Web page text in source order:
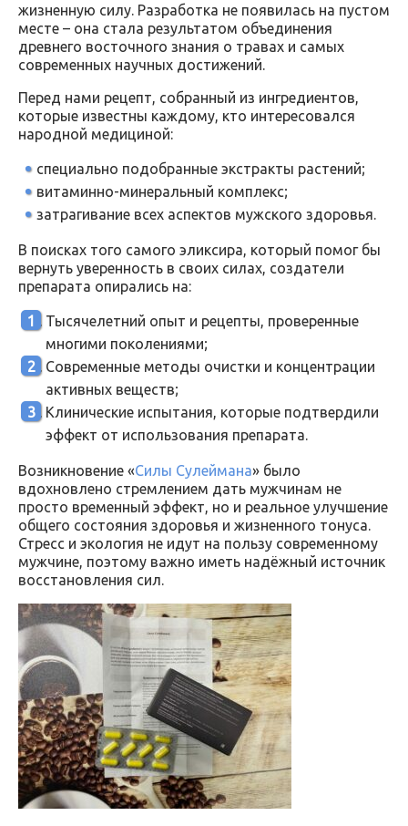
жизненную силу. Разработка не появилась на пустом
месте – она стала результатом объединения
древнего восточного знания о травах и самых
современных научных достижений.
Перед нами рецепт, собранный из ингредиентов,
которые известны каждому, кто интересовался
народной медициной:
специально подобранные экстракты растений;
витаминно-минеральный комплекс;
затрагивание всех аспектов мужского здоровья.
В поисках того самого эликсира, который помог бы
вернуть уверенность в своих силах, создатели
препарата опирались на:
Тысячелетний опыт и рецепты, проверенные
многими поколениями;
Современные методы очистки и концентрации
активных веществ;
Клинические испытания, которые подтвердили
эффект от использования препарата.
Возникновение «Силы Сулеймана» было
вдохновлено стремлением дать мужчинам не
просто временный эффект, но и реальное улучшение
общего состояния здоровья и жизненного тонуса.
Стресс и экология не идут на пользу современному
мужчине, поэтому важно иметь надёжный источник
восстановления сил.